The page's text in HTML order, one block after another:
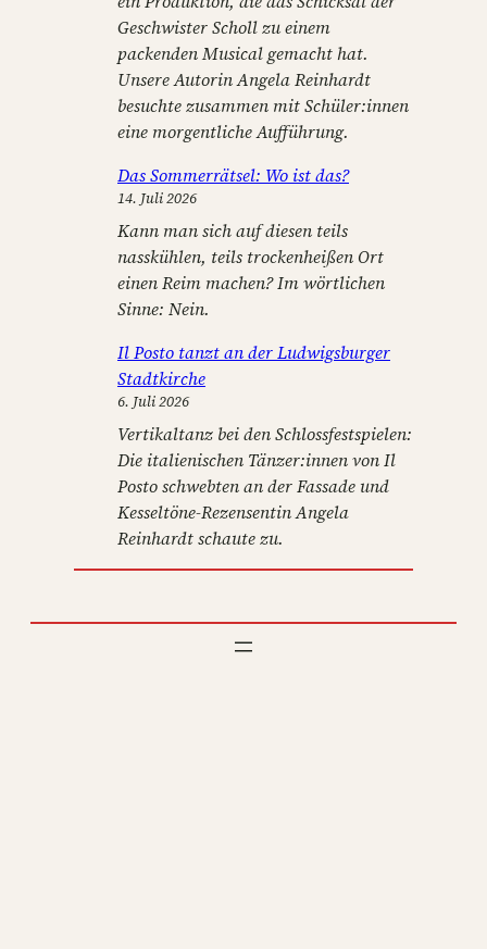
Geschwister Scholl zu einem
packenden Musical gemacht hat.
Unsere Autorin Angela Reinhardt
besuchte zusammen mit Schüler:innen
eine morgentliche Aufführung.
Das Sommerrätsel: Wo ist das?
14. Juli 2026
Kann man sich auf diesen teils
nasskühlen, teils trockenheißen Ort
einen Reim machen? Im wörtlichen
Sinne: Nein.
Il Posto tanzt an der Ludwigsburger
Stadtkirche
6. Juli 2026
Vertikaltanz bei den Schlossfestspielen:
Die italienischen Tänzer:innen von Il
Posto schwebten an der Fassade und
Kesseltöne-Rezensentin Angela
Reinhardt schaute zu.